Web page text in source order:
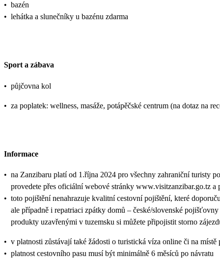
• bazén
• lehátka a slunečníky u bazénu zdarma
Sport a zábava
• půjčovna kol
• za poplatek: wellness, masáže, potápěčské centrum (na dotaz na
Informace
• na Zanzibaru platí od 1.října 2024 pro všechny zahraniční turisty
provedete přes oficiální webové stránky www.visitzanzibar.go.tz a
• toto pojištění nenahrazuje kvalitní cestovní pojištění, které
ale případně i repatriaci zpátky domů – české/slovenské
produkty uzavřenými v tuzemsku si můžete připojistit storno
• v platnosti zůstávají také žádosti o turistická víza online či na
• platnost cestovního pasu musí být minimálně 6 měsíců po návratu